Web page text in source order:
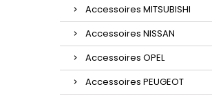
Accessoires MITSUBISHI
Accessoires NISSAN
Accessoires OPEL
Accessoires PEUGEOT